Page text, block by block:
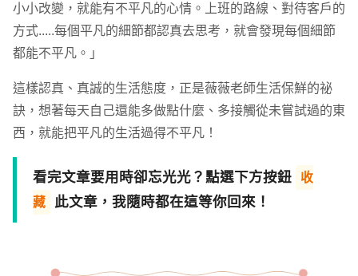
小小改變，就能有不平凡的心情。上班的路線、對待客戶的
方式.....每個平凡的細節都認真去思考，就會發現每個細節
都能不平凡。」
這樣認真、真誠的生活態度，正是薇薇老師生活保鮮的祕
訣，想著每天自己還能多做點什麼、多接觸從未嘗試過的東
西，就能把平凡的生活過得不平凡！
看完文章要用時卻忘光光？點選下方按鈕
收
藏 此文章，我隨時都在這等你回來！